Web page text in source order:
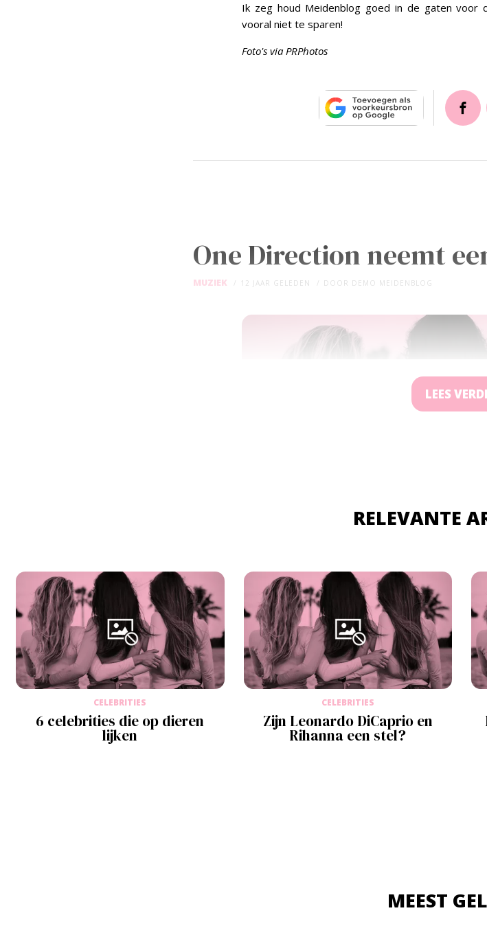
Ik zeg houd Meidenblog goed in de gaten voor
vooral niet te sparen!
Foto's via PRPhotos
One Direction neemt
MUZIEK 12 JAAR GELEDEN DOOR DEMO MEIDENBLOG
LEES
RELEVANTE
CELEBRITIES
6 celebrities die op dieren
lijken
CELEBRITIES
Zijn Leonardo DiCaprio en
Rihanna een stel?
MEEST